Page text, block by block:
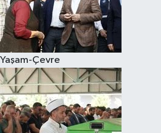
Yaşam-Çevre
Sağlık
Siyaset
Teknoloji
Televizyon
Yaşam-Çevre